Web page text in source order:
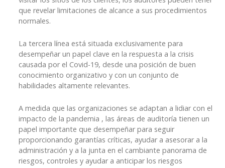
que revelar limitaciones de alcance a sus procedimientos
normales.
La tercera línea está situada exclusivamente para
desempeñar un papel clave en la respuesta a la crisis
causada por el Covid-19, desde una posición de buen
conocimiento organizativo y con un conjunto de
habilidades altamente relevantes.
A medida que las organizaciones se adaptan a lidiar con el
impacto de la pandemia , las áreas de auditoría tienen un
papel importante que desempeñar para seguir
proporcionando garantías críticas, ayudar a asesorar a la
administración y a la junta en el cambiante panorama de
riesgos, controles y ayudar a anticipar los riesgos